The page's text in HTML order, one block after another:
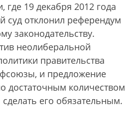
где 19 декабря 2012 года
суд отклонил референдум
законодательству.
неолиберальной
правительства
и предложение
достаточным количеством
его обязательным.